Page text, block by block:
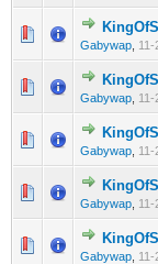
Gabywap
0
Gabywap
0
Gabywap
0
Gabywap 11-
0
Gabywap
0